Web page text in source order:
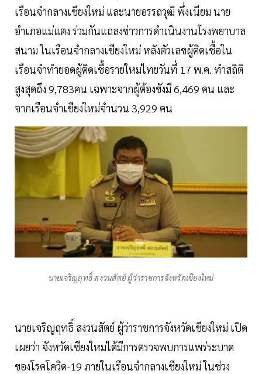
เรือนจำกลางเชียงใหม่ และนายอรรถวุฒิ พึ่งเนียม นาย
อำเภอแม่แตง ร่วมกันแถลงข่าวการดำเนินงานโรงพยาบาล
สนาม ในเรือนจำกลางเชียงใหม่ หลังตัวเลขผู้ติดเชื้อใน
เรือนจำทำยอดผู้ติดเชื้อรายใหม่ไทยวันที่ 17 พ.ค. ทำสถิติ
สูงสุดถึง 9,783คน เฉพาะจากผู้ต้องขังมี 6,469 คน และ
จากเรือนจำเชียงใหม่จำนวน 3,929 คน
นายเจริญฤทธิ์ สงวนสัตย์ ผู้ว่าราชการจังหวัดเชียงใหม่
นายเจริญฤทธิ์ สงวนสัตย์ ผู้ว่าราชการจังหวัดเชียงใหม่ เปิด
เผยว่า จังหวัดเชียงใหม่ได้มีการตรวจพบการแพร่ระบาด
ของโรคโควิด-19 ภายในเรือนจำกลางเชียงใหม่ ในช่วง